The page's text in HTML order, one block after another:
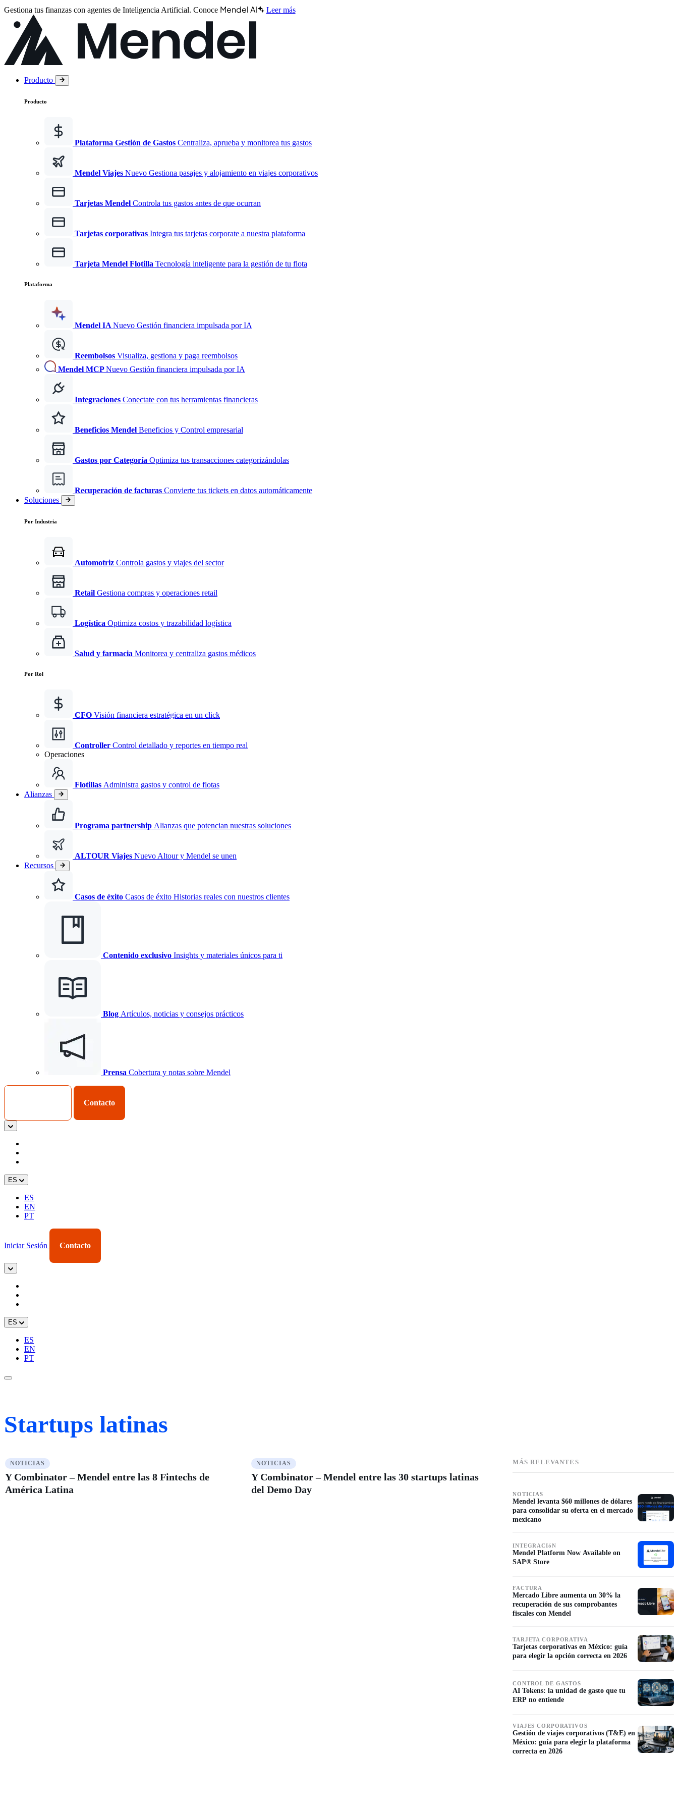
Gestiona tus finanzas con agentes de Inteligencia Artificial. Conoce Mendel AI Leer más
Producto
Producto
Plataforma Gestión de Gastos Centraliza, aprueba y monitorea tus gastos
Mendel Viajes Nuevo Gestiona pasajes y alojamiento en viajes corporativos
Tarjetas Mendel Controla tus gastos antes de que ocurran
Tarjetas corporativas Integra tus tarjetas corporate a nuestra plataforma
Tarjeta Mendel Flotilla Tecnología inteligente para la gestión de tu flota
Plataforma
Mendel IA Nuevo Gestión financiera impulsada por IA
Reembolsos Visualiza, gestiona y paga reembolsos
Mendel MCPNuevo Gestión financiera impulsada por IA
Integraciones Conectate con tus herramientas financieras
Beneficios Mendel Beneficios y Control empresarial
Gastos por Categoría Optimiza tus transacciones categorizándolas
Recuperación de facturas Convierte tus tickets en datos automáticamente
Soluciones
Por Industria
Automotriz Controla gastos y viajes del sector
Retail Gestiona compras y operaciones retail
Logística Optimiza costos y trazabilidad logística
Salud y farmacia Monitorea y centraliza gastos médicos
Por Rol
CFO Visión financiera estratégica en un click
Controller Control detallado y reportes en tiempo real
Operaciones
Flotillas Administra gastos y control de flotas
Alianzas
Programa partnership Alianzas que potencian nuestras soluciones
ALTOUR Viajes Nuevo Altour y Mendel se unen
Recursos
Casos de éxito Casos de éxito Historias reales con nuestros clientes
Contenido exclusivo Insights y materiales únicos para ti
Blog Artículos, noticias y consejos prácticos
Prensa Cobertura y notas sobre Mendel
Contacto
ES
ES
EN
PT
Iniciar Sesión Contacto
ES
ES
EN
PT
Startups latinas
NOTICIAS
Y Combinator – Mendel entre las 8 Fintechs de
América Latina
NOTICIAS
Y Combinator – Mendel entre las 30 startups latinas
del Demo Day
MÁS RELEVANTES
NOTICIAS
Mendel levanta $60 millones de dólares
para consolidar su oferta en el mercado
mexicano
INTEGRACIóN
Mendel Platform Now Available on
SAP® Store
FACTURA
Mercado Libre aumenta un 30% la
recuperación de sus comprobantes
fiscales con Mendel
TARJETA CORPORATIVA
Tarjetas corporativas en México: guía
para elegir la opción correcta en 2026
CONTROL DE GASTOS
AI Tokens: la unidad de gasto que tu
ERP no entiende
VIAJES CORPORATIVOS
Gestión de viajes corporativos (T&E) en
México: guía para elegir la plataforma
correcta en 2026